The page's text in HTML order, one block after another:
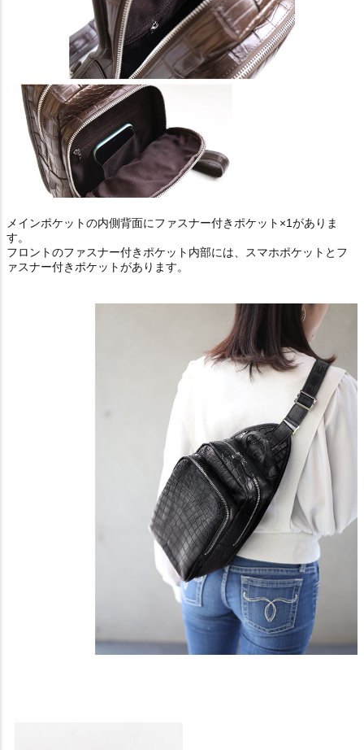
メインポケットの内側背面にファスナー付きポケット×1がありま
す。
フロントのファスナー付きポケット内部には、スマホポケットとフ
ァスナー付きポケットがあります。